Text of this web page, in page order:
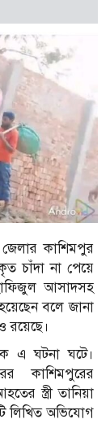
কাশিমপুর
চাঁদা না পেয়ে
আসাদসহ
বলে জানা
রয়েছে।
এ ঘটনা ঘটে।
কাশিমপুরের
স্ত্রী তানিয়া
লিখিত অভিযোগ